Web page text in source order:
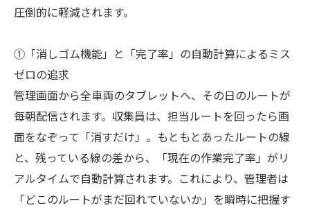
圧倒的に軽減されます。
①「消しゴム機能」と「完了率」の自動計算によるミス
ゼロの追求
管理画面から全車両のタブレットへ、その日のルートが
毎朝配信されます。収集員は、担当ルートを回ったら画
面をなぞって「消すだけ」。もともとあったルートの線
と、残っている線の差から、「現在の作業完了率」がリ
アルタイムで自動計算されます。これにより、管理者は
「どこのルートがまだ回れていないか」を瞬時に把握す